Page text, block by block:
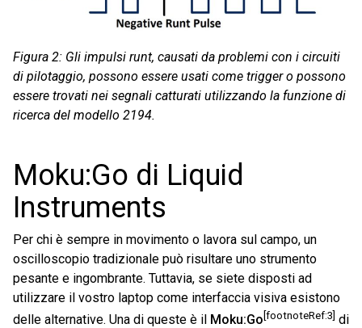
Figura 2: Gli impulsi runt, causati da problemi con i circuiti
di pilotaggio, possono essere usati come trigger o possono
essere trovati nei segnali catturati utilizzando la funzione di
ricerca del modello 2194.
Moku:Go di Liquid
Instruments
Per chi è sempre in movimento o lavora sul campo, un
oscilloscopio tradizionale può risultare uno strumento
pesante e ingombrante. Tuttavia, se siete disposti ad
utilizzare il vostro laptop come interfaccia visiva esistono
delle alternative. Una di queste è il Moku:Go [footnoteRef:3] di